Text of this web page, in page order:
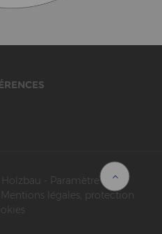
- Paramètre de
Mentions légales, protection